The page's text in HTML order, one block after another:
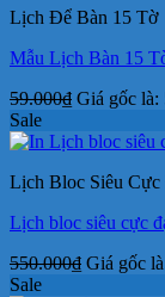
Lịch Để Bàn 15 Tờ
Mẫu Lịch Bàn 15
59.000₫ Giá gốc là:
Sale
Lịch Bloc Siêu
Lịch bloc siêu cực
550.000₫ Giá gốc
Sale